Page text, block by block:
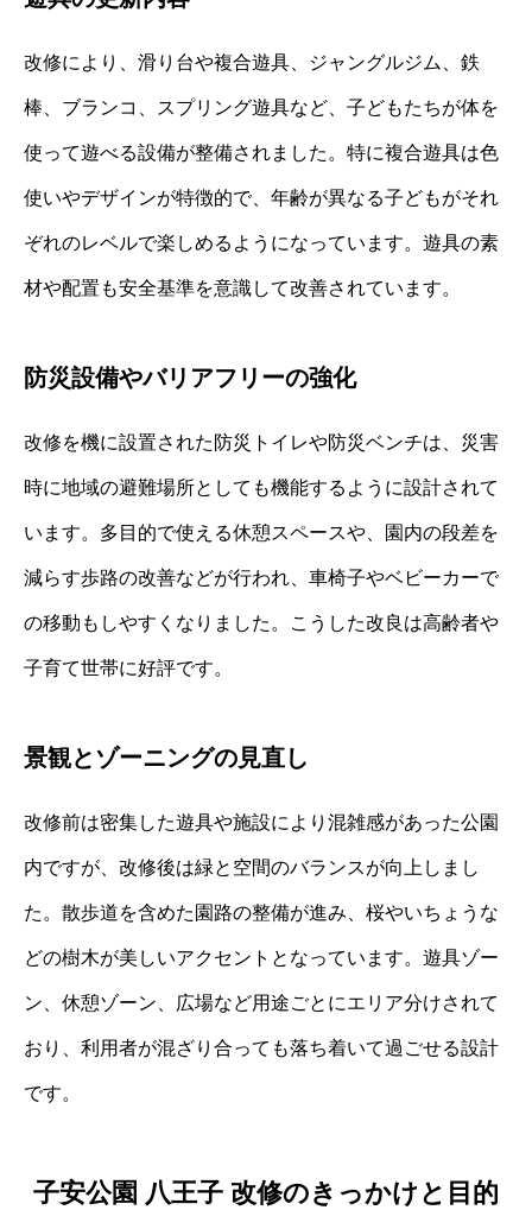
改修により、滑り台や複合遊具、ジャングルジム、鉄
棒、ブランコ、スプリング遊具など、子どもたちが体を
使って遊べる設備が整備されました。特に複合遊具は色
使いやデザインが特徴的で、年齢が異なる子どもがそれ
ぞれのレベルで楽しめるようになっています。遊具の素
材や配置も安全基準を意識して改善されています。
防災設備やバリアフリーの強化
改修を機に設置された防災トイレや防災ベンチは、災害
時に地域の避難場所としても機能するように設計されて
います。多目的で使える休憩スペースや、園内の段差を
減らす歩路の改善などが行われ、車椅子やベビーカーで
の移動もしやすくなりました。こうした改良は高齢者や
子育て世帯に好評です。
景観とゾーニングの見直し
改修前は密集した遊具や施設により混雑感があった公園
内ですが、改修後は緑と空間のバランスが向上しまし
た。散歩道を含めた園路の整備が進み、桜やいちょうな
どの樹木が美しいアクセントとなっています。遊具ゾー
ン、休憩ゾーン、広場など用途ごとにエリア分けされて
おり、利用者が混ざり合っても落ち着いて過ごせる設計
です。
子安公園 八王子 改修のきっかけと目的